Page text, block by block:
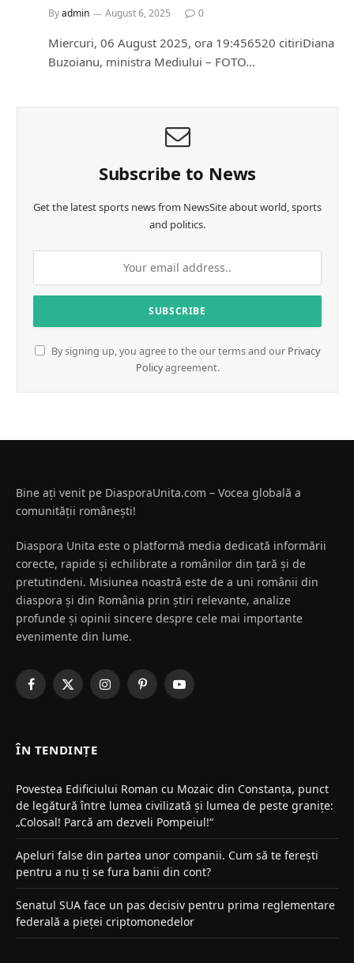
Byadmin August 6, 2025 0
Miercuri, 06 August 2025, ora 19:456520 citiriDiana
Buzoianu, ministra Mediului – FOTO…
Subscribe to News
Get the latest sports news from NewsSite about world, sports
and politics.
By signing up, you agree to the our terms and our Privacy
Policyagreement.
Bine ați venit pe DiasporaUnita.com – Vocea globală a
comunității românești!
Diaspora Unita este o platformă media dedicată informării
corecte, rapide și echilibrate a românilor din țară și de
pretutindeni. Misiunea noastră este de a uni românii din
diaspora și din România prin știri relevante, analize
profunde și opinii sincere despre cele mai importante
evenimente din lume.
Facebook
X
InstagramPinterestYouTube
ÎN TENDINȚE
Povestea Edificiului Roman cu Mozaic din Constanța, punct
de legătură între lumea civilizată și lumea de peste granițe:
„Colosal! Parcă am dezveli Pompeiul!“
Apeluri false din partea unor companii. Cum să te ferești
pentru a nu ți se fura banii din cont?
Senatul SUA face un pas decisiv pentru prima reglementare
federală a pieței criptomonedelor